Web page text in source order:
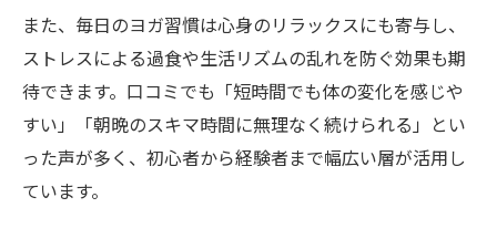
また、毎日のヨガ習慣は心身のリラックスにも寄与し、
ストレスによる過食や生活リズムの乱れを防ぐ効果も期
待できます。口コミでも「短時間でも体の変化を感じや
すい」「朝晩のスキマ時間に無理なく続けられる」とい
った声が多く、初心者から経験者まで幅広い層が活用し
ています。